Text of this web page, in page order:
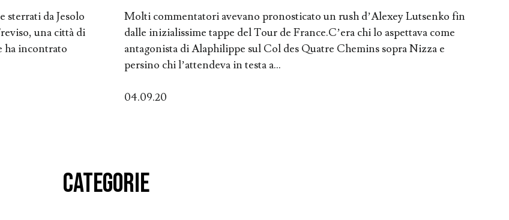
sterrati da Jesolo
una città di
ha incontrato
Molti commentatori avevano pronosticato un rush d’Alexey Lutsenko fin
dalle inizialissime tappe del Tour de France.C’era chi lo aspettava come
antagonista di Alaphilippe sul Col des Quatre Chemins sopra Nizza e
persino chi l’attendeva in testa a...
04.09.20
CATEGORIE